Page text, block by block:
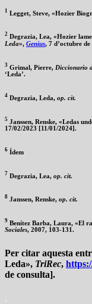
1 Legget, Steve, «Hozier
2 Degrazia, Lea, «Hozier
Leda», Genius, 7 d’octubre de
3 Grimal, Pierre, Diccionario
‘Leda’.
4 Degrazia, Leda, op. cit.
5 Janssen, Renske, «Ledas
17/02/2023 [11/01/2024].
6 Ídem
7 Degrazia, Lea, op. cit.
8 Janssen, Renske, op. cit.
9 Benítez Barba, Laura, «El
Sociales, 2007, 103-131.
Per citar aquesta
Leda», TriRec,
de consulta].
.